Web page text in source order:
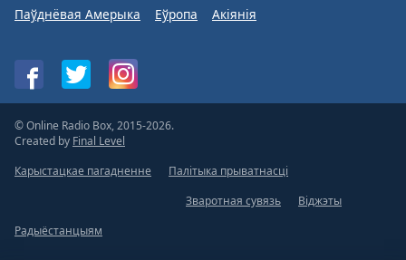
Паўднёвая Амерыка
Еўропа Акіянія
© Online Radio Box, 2015-2026.
Created by Final Level
Карыстацкае пагадненне
Палітыка прыватнасці
Зваротная сувязь
Віджэты
Радыёстанцыям